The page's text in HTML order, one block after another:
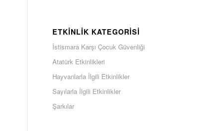
ETKINLIK KATEGORISI
İstismara Karşı Çocuk Güvenliği
Atatürk Etkinlikleri
Hayvanlarla İlgili Etkinlikler
Sayılarla İlgili Etkinlikler
Şarkılar